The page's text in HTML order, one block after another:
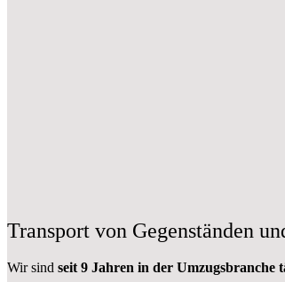
Transport von Gegenständen
Wir sind seit 9 Jahren in der Umzugsbranche